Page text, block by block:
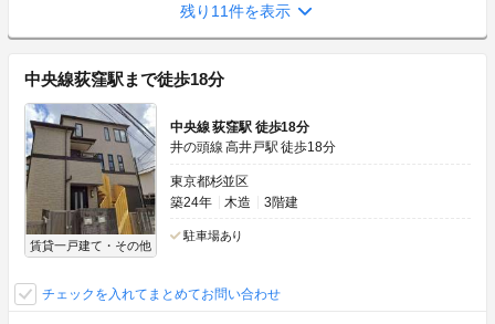
残り11件を表示
中央線荻窪駅まで徒歩18分
賃貸一戸建て・その他
中央線 荻窪駅 徒歩18分
井の頭線 高井戸駅 徒歩18分
東京都杉並区
築24年
木造 3階建
駐車場あり
チェックを入れてまとめてお問い合わせ